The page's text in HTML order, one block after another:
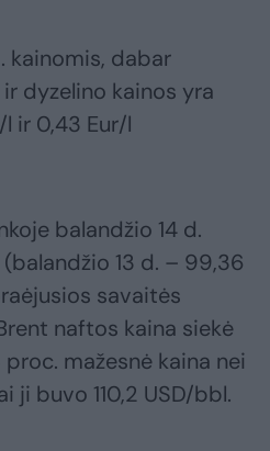
kainomis, dabar
dyzelino kainos yra
ir 0,43 Eur/l
balandžio 14 d.
13 d. – 99,36
savaitės
naftos kaina siekė
mažesnė kaina nei
ji buvo 110,2 USD/bbl.